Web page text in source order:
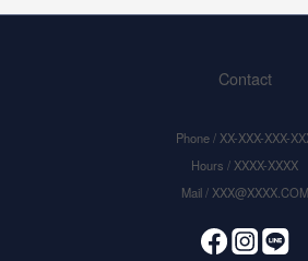
Contact
Phone / XX-XXX-XXX-
Hours / XXXX-XXXX
Mail / XXX@XXXX.COM